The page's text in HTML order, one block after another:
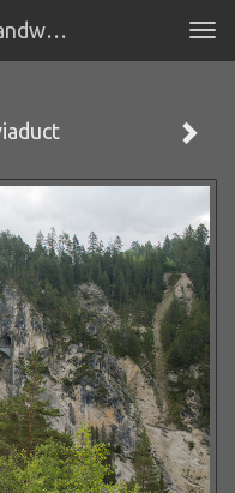
Fotografie Wim Verhagen - Landwasser Viaduct